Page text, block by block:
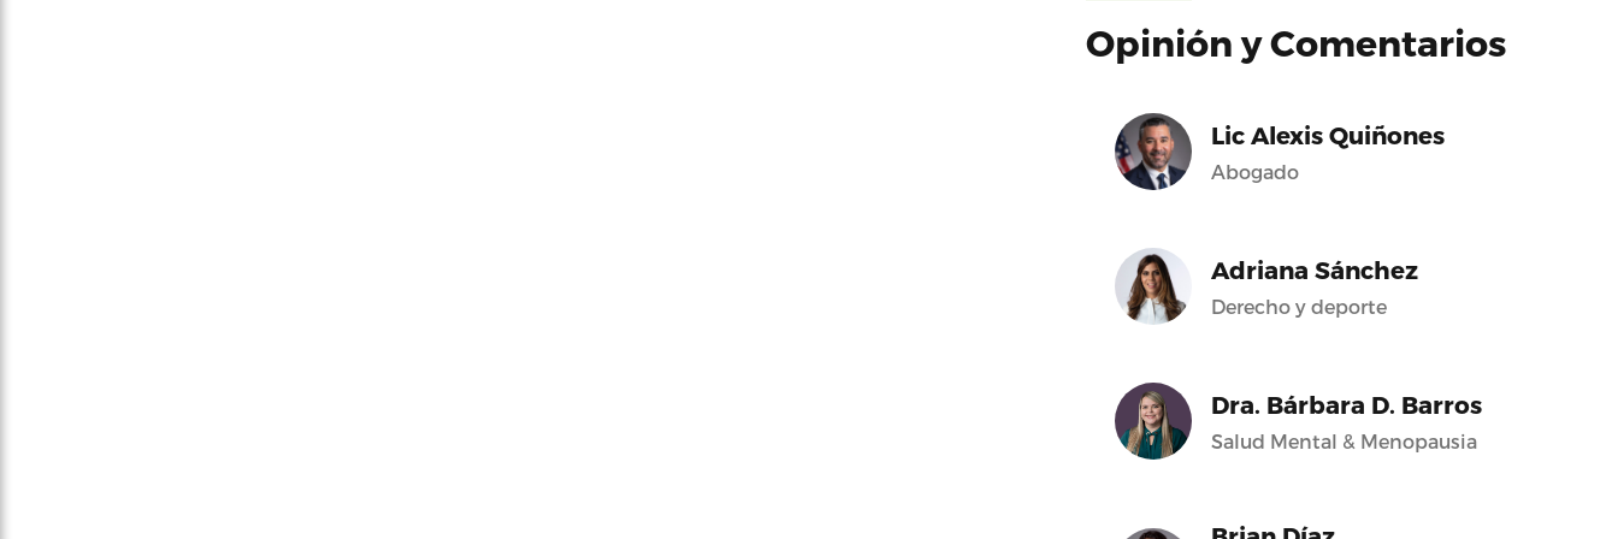
Opinión y Comentarios
Lic Alexis Quiñones
Abogado
Adriana Sánchez
Derecho y deporte
Dra. Bárbara D. Barros
Salud Mental & Menopausia